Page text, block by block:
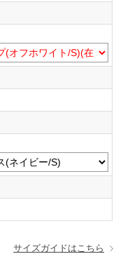
サイズガイドはこちら